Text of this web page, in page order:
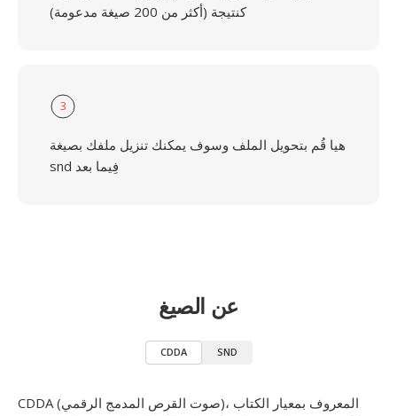
كنتيجة (أكثر من 200 صيغة مدعومة)
3
هيا قُم بتحويل الملف وسوف يمكنك تنزيل ملفك بصيغة
snd فِيما بعد
عن الصيغ
CDDA SND
CDDA (صوت القرص المدمج الرقمي)، المعروف بمعيار الكتاب